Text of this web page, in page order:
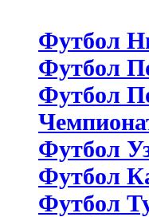
Футбол
Футбол
Футбол
Футбол
Футбол
Футбол